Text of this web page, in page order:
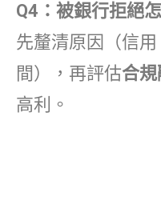
Q4：被銀行拒絕
先釐清原因（信
間），再評估合
高利。